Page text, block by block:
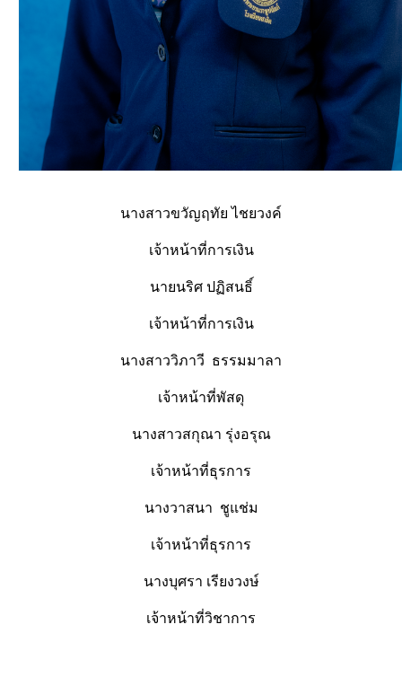
นางสาวขวัญฤทัย ไชยวงค์
เจ้าหน้าที่การเงิน
นายนริศ ปฏิสนธิ์
เจ้าหน้าที่การเงิน
นางสาววิภาวี ธรรมมาลา
เจ้าหน้าที่พัสดุ
นางสาวสกุณา รุ่งอรุณ
เจ้าหน้าที่ธุรการ
นางวาสนา ชูแช่ม
เจ้าหน้าที่ธุรการ
นางบุศรา เรียงวงษ์
เจ้าหน้าที่วิชาการ